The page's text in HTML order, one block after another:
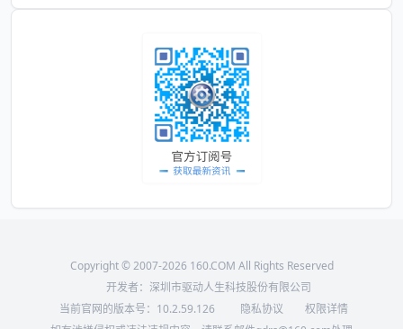
Copyright © 2007-2026 160.COM All Rights Reserved
开发者：深圳市驱动人生科技股份有限公司
当前官网的版本号： 10.2.59.126 隐私协议
权限详情